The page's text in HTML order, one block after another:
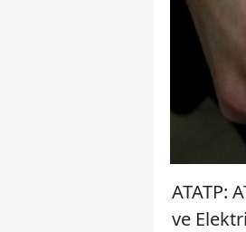
ATATP:
ve